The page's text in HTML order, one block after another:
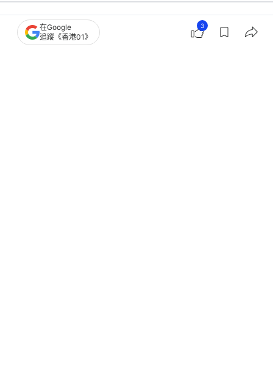
國際 即時國際
在Google
追蹤《香港01》
3